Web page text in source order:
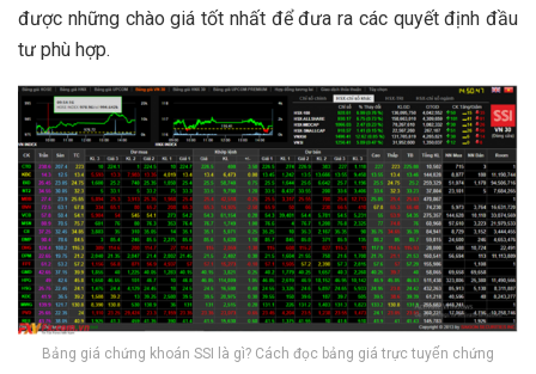
được những chào giá tốt nhất để đưa ra các quyết định đầu
tư phù hợp.
Bảng giá chứng khoán SSI là gì? Cách đọc bảng giá trực tuyến chứng